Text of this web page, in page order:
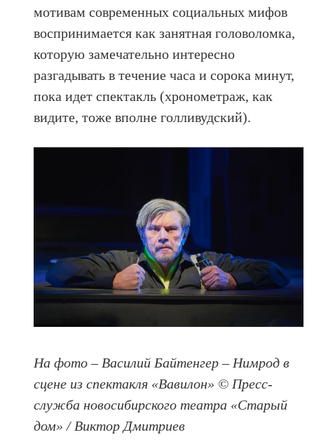
мотивам современных социальных мифов
воспринимается как занятная головоломка,
которую замечательно интересно
разгадывать в течение часа и сорока минут,
пока идет спектакль (хронометраж, как
видите, тоже вполне голливудский).
На фото – Василий Байтенгер – Нимрод в
сцене из спектакля «Вавилон» © Пресс-
служба новосибирского театра «Старый
дом» / Виктор Дмитриев